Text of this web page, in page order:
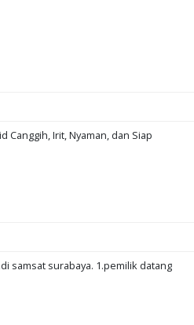
Canggih, Irit, Nyaman, dan Siap
samsat surabaya. 1.pemilik datang